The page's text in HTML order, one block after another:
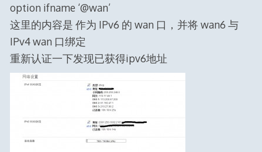
option ifname ‘@wan’
这里的内容是 作为 IPv6 的 wan 口，并将 wan6 与
IPv4 wan 口绑定
重新认证一下发现已获得ipv6地址